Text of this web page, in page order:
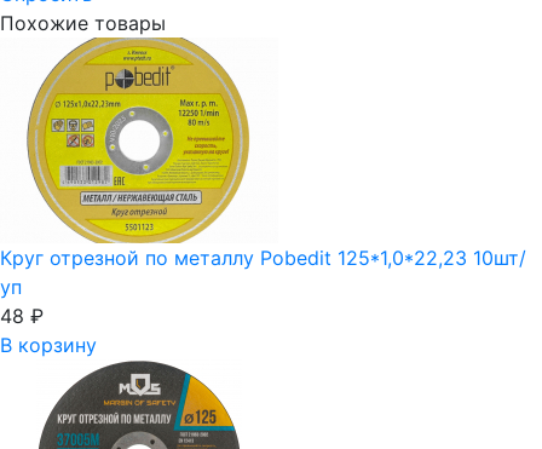
Похожие товары
Круг отрезной по металлу Pobedit 125*1,0*22,23 10шт/
уп
48 ₽
В корзину